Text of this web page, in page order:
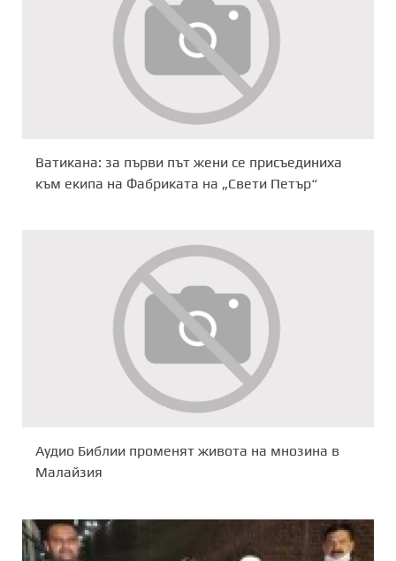
Ватикана: за първи път жени се присъединиха
към екипа на Фабриката на „Свети Петър“
Аудио Библии променят живота на мнозина в
Малайзия